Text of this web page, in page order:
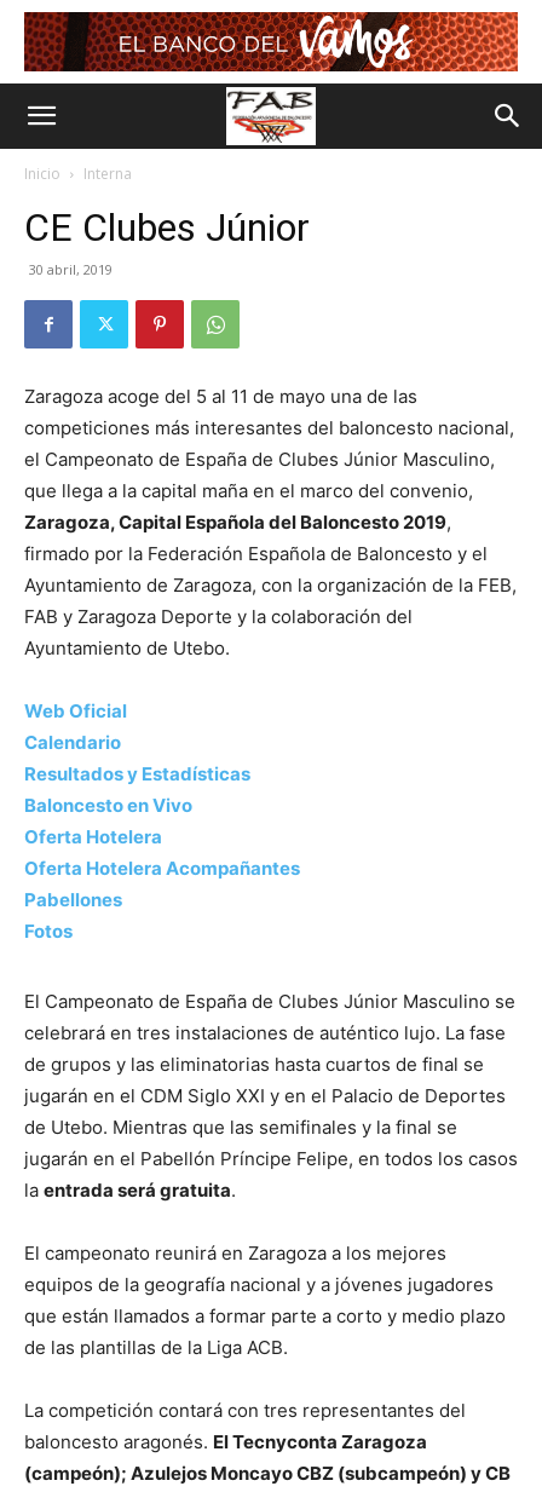
Inicio Interna
CE Clubes Júnior
30 abril, 2019
Zaragoza acoge del 5 al 11 de mayo una de las
competiciones más interesantes del baloncesto nacional,
el Campeonato de España de Clubes Júnior Masculino,
que llega a la capital maña en el marco del convenio,
Zaragoza, Capital Española del Baloncesto 2019,
firmado por la Federación Española de Baloncesto y el
Ayuntamiento de Zaragoza, con la organización de la FEB,
FAB y Zaragoza Deporte y la colaboración del
Ayuntamiento de Utebo.
Web Oficial
Calendario
Resultados y Estadísticas
Baloncesto en Vivo
Oferta Hotelera
Oferta Hotelera Acompañantes
Pabellones
Fotos
El Campeonato de España de Clubes Júnior Masculino se
celebrará en tres instalaciones de auténtico lujo. La fase
de grupos y las eliminatorias hasta cuartos de final se
jugarán en el CDM Siglo XXI y en el Palacio de Deportes
de Utebo. Mientras que las semifinales y la final se
jugarán en el Pabellón Príncipe Felipe, en todos los casos
la entrada será gratuita.
El campeonato reunirá en Zaragoza a los mejores
equipos de la geografía nacional y a jóvenes jugadores
que están llamados a formar parte a corto y medio plazo
de las plantillas de la Liga ACB.
La competición contará con tres representantes del
baloncesto aragonés. El Tecnyconta Zaragoza
(campeón); Azulejos Moncayo CBZ (subcampeón) y CB